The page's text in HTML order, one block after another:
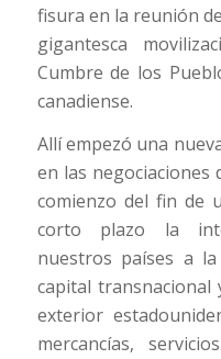
fisura en la reunión
gigantesca
Cumbre de los
canadiense.
Allí empezó una
en las negociaciones
comienzo del fin de
corto plazo la
nuestros países a
capital
exterior
mercancías,